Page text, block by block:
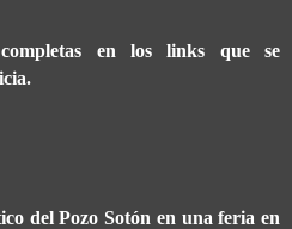
en los links que se
del Pozo Sotón en una feria en